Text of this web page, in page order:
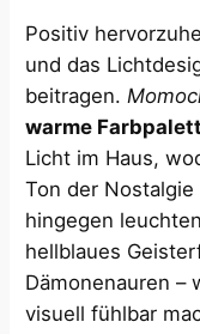
Positiv
und das
beitragen.
warme
Licht im Haus,
Ton der
hingegen
hellblaues
Dämonenauren –
visuell fühlbar